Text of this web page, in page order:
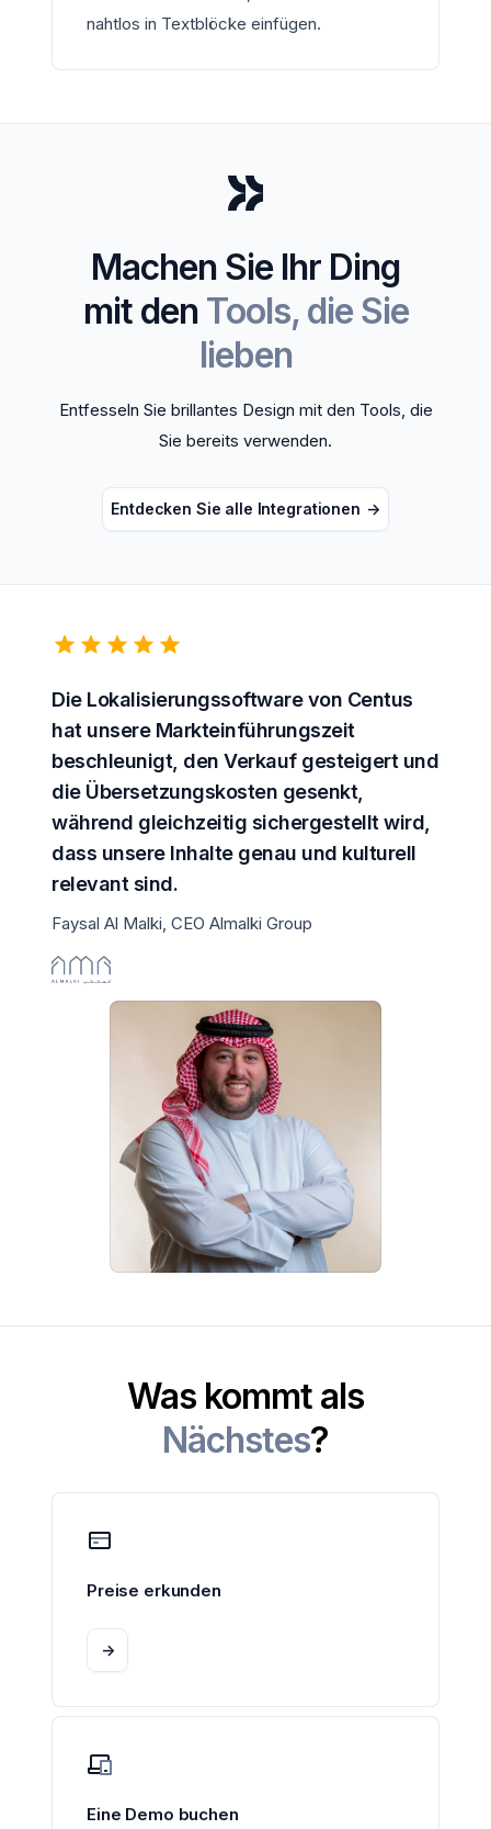
nahtlos in Textblöcke einfügen.
Machen Sie Ihr Ding
mit den Tools, die Sie
lieben
Entfesseln Sie brillantes Design mit den Tools, die
Sie bereits verwenden.
Entdecken Sie alle Integrationen ->
Die Lokalisierungssoftwarevon Centus
hat unsere Markteinführungszeit
beschleunigt, den Verkauf gesteigert und
die Übersetzungskosten gesenkt,
während gleichzeitig sichergestellt wird,
dass unsere Inhalte genau und kulturell
relevant sind.
Faysal Al Malki, CEO Almalki Group
Was kommt als
Nächstes?
Preise erkunden
->
Eine Demo buchen